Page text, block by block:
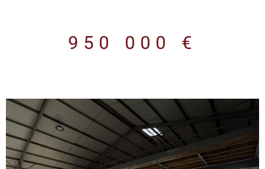
Caractéristiques générales Surface bâtie totale : 1 113 m²
ferme jusqu’à 4,30 m 2 portes d’accès Dalle béton Isolation
double peau Charpente aluminium Toiture bac acier isolée
Puissance électrique importante Sanitaires, vestiaires, douches
Salle de pause avec kitchenette Bureaux Bureaux
communiquant directement avec l’atelier RDC : 3 à 4 bureaux
Étage : 5 grands bureaux et 1 sanitaire Espaces fonctionnels,
950 000 €